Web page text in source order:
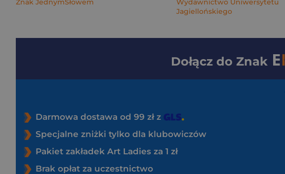
Znak JednymSłowem
Wydawnictwo Uniwersytetu
Jagiellońskiego
Dołącz do Znak
Darmowa dostawa od 99 zł z
Specjalne zniżki tylko dla klubowiczów
Pakiet zakładek Art Ladies za 1 zł
Brak opłat za uczestnictwo